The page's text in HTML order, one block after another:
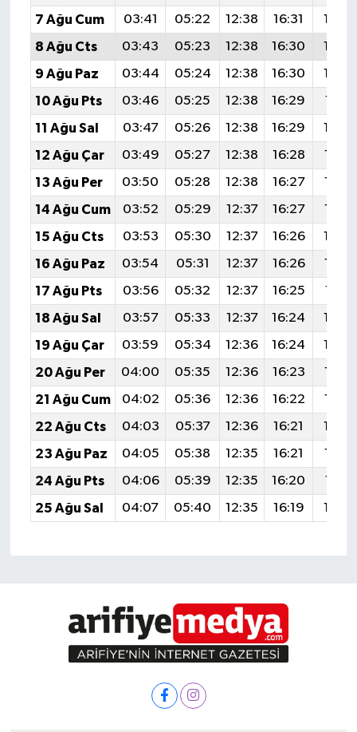
7 Ağu Cum
03:41 05:22 12:38 16:31
8 Ağu Cts
03:43 05:23 12:38 16:30
9 Ağu Paz
03:44 05:24 12:38 16:30
10 Ağu Pts
03:46 05:25 12:38 16:29
19:41
11 Ağu Sal
03:47 05:26 12:38 16:29
12 Ağu Çar
03:49 05:27 12:38 16:28
19:38
13 Ağu Per
03:50 05:28 12:38 16:27
19:37
14 Ağu Cum
03:52 05:29 12:37 16:27
19:36
15 Ağu Cts
03:53 05:30 12:37 16:26
16 Ağu Paz
03:54 05:31 12:37 16:26
19:33
17 Ağu Pts
03:56 05:32 12:37 16:25
19:31
18 Ağu Sal
03:57 05:33 12:37 16:24
19 Ağu Çar
03:59 05:34 12:36 16:24
20 Ağu Per
04:00 05:35 12:36 16:23
19:27
21 Ağu Cum
04:02 05:36 12:36 16:22
19:26
22 Ağu Cts
04:03 05:37 12:36 16:21
23 Ağu Paz
04:05 05:38 12:35 16:21
19:23
24 Ağu Pts
04:06 05:39 12:35 16:20
19:21
25 Ağu Sal
04:07 05:40 12:35 16:19